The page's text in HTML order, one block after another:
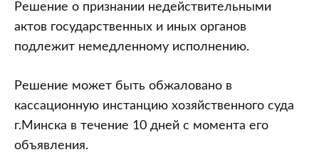
Решение о признании недействительными
актов государственных и иных органов
подлежит немедленному исполнению.
Решение может быть обжаловано в
кассационную инстанцию хозяйственного суда
г.Минска в течение 10 дней с момента его
объявления.